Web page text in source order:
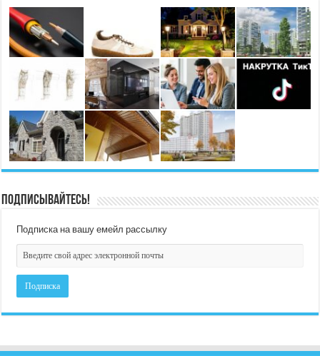
Подписывайтесь!
Подписка на вашу емейл рассылку